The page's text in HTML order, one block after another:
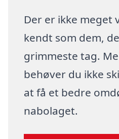
Der er ikke meget
kendt som dem,
grimmeste tag.
behøver du ikke
at få et bedre
nabolaget.